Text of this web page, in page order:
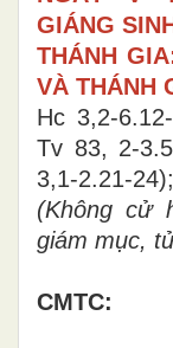
GIÁNG
THÁNH
VÀ THÁNH
Hc 3,2-
Tv 83, 2-
3,1-2.21-24)
(Không cử
giám mục,
CMTC: